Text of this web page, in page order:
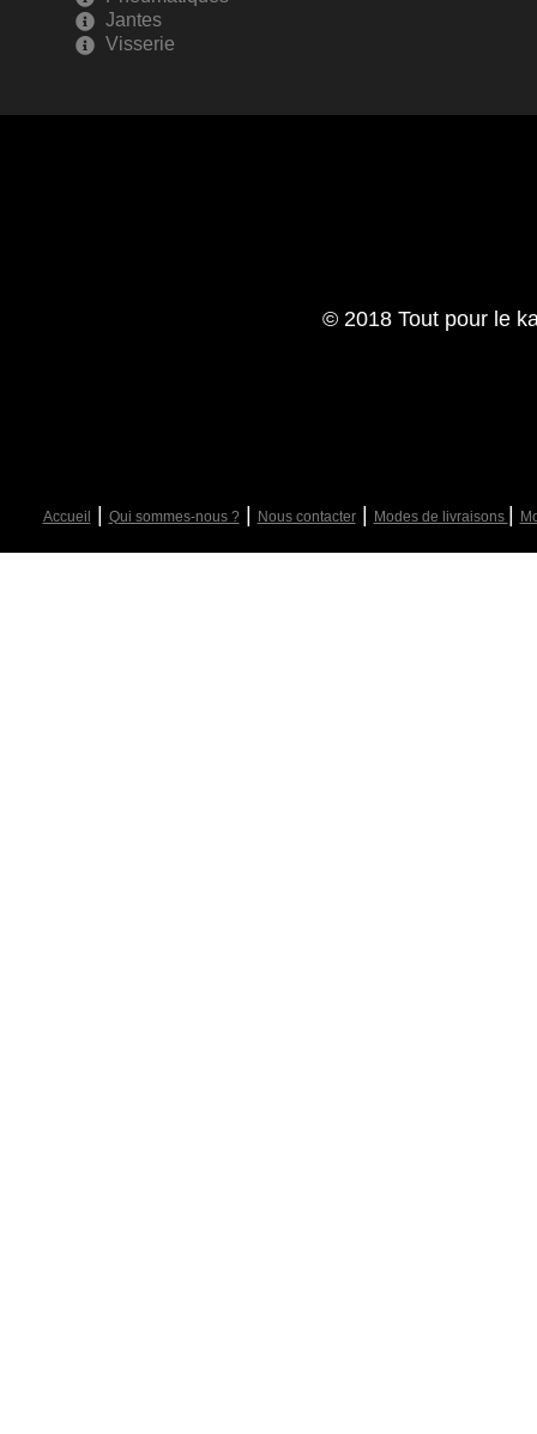
Jantes
Visserie
© 2018 Tout pour le
Accueil Qui sommes-nous ?| Nous contacter| Modes de livraisons